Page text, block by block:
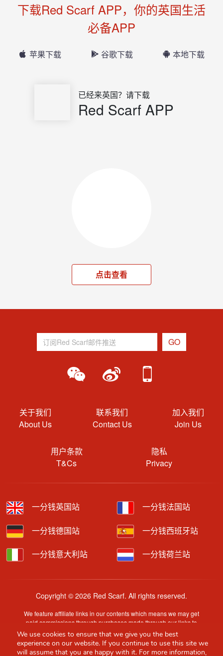
下载Red Scarf APP，你的英国生活
必备APP
苹果下载 谷歌下载 本地下载
已经来英国？请下载
Red Scarf APP
点击查看
关于我们
About Us
联系我们
Contact Us
加入我们
Join Us
用户条款
T&Cs
隐私
Privacy
一分钱英国站 一分钱法国站
一分钱德国站 一分钱西班牙站
一分钱意大利站 一分钱荷兰站
Copyright © 2026 Red Scarf. All rights reserved.
We feature affiliate links in our contents which means we may get
paid commissions through purchases made through our links to
retailer sites.
Content is provided by users, brands or merchants. Some
information may have been generated by AI and is provided for
We use cookies to ensure that we give you the best
experience on our website. If you continue to use this site we
will assume that you are happy with it. For more information,